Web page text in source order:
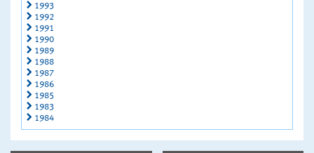
1993
1992
1991
1990
1989
1988
1987
1986
1985
1983
1984